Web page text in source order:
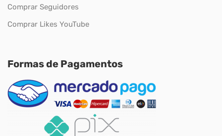
Comprar Seguidores
Comprar Likes YouTube
Formas de Pagamentos